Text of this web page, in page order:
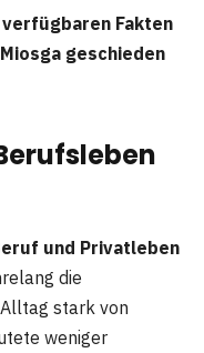
Fakten
geschieden
und Privatleben
die
stark von
weniger